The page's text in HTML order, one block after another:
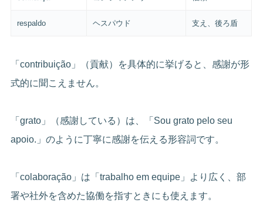
respaldo ヘスパウド 支え、後ろ盾
「contribuição」（貢献）を具体的に挙げると、感謝が形
式的に聞こえません。
「grato」（感謝している）は、「Sou grato pelo seu
apoio.」のように丁寧に感謝を伝える形容詞です。
「colaboração」は「trabalho em equipe」より広く、部
署や社外を含めた協働を指すときにも使えます。